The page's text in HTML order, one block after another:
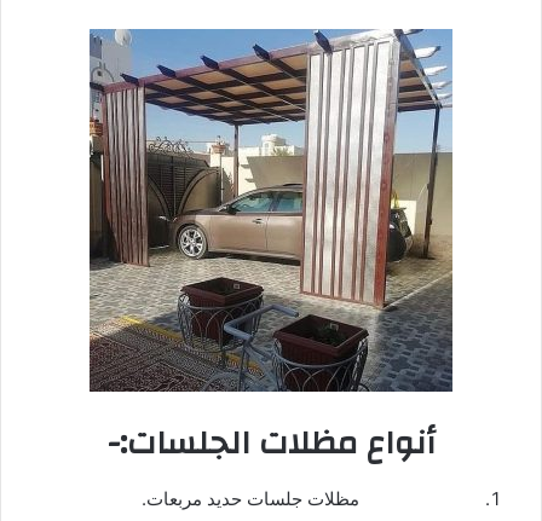
أنواع مظلات الجلسات:-
مظلات جلسات حديد مربعات.